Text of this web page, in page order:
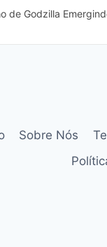
de Godzilla
Sobre Nós